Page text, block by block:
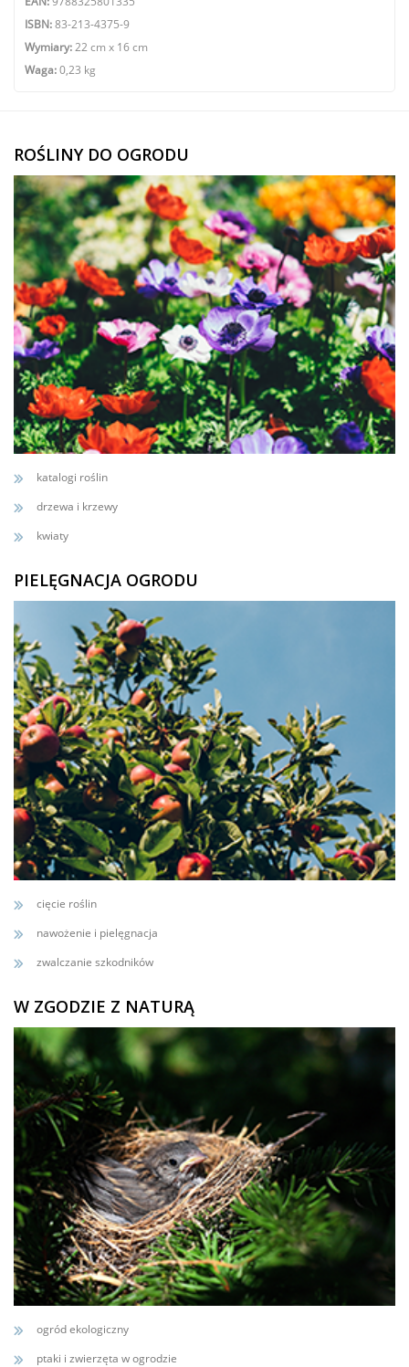
ISBN:83-213-4375-9
Wymiary:22 cm x 16 cm
Waga:0,23 kg
ROŚLINY DO OGRODU
katalogi roślin
drzewa i krzewy
kwiaty
PIELĘGNACJA OGRODU
cięcie roślin
nawożenie i pielęgnacja
zwalczanie szkodników
W ZGODZIE Z NATURĄ
ogród ekologiczny
ptaki i zwierzęta w ogrodzie